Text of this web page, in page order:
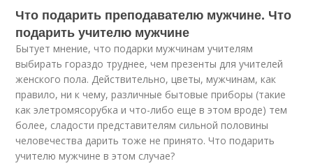
Что подарить преподавателю мужчине. Что
подарить учителю мужчине
Бытует мнение, что подарки мужчинам учителям
выбирать гораздо труднее, чем презенты для учителей
женского пола. Действительно, цветы, мужчинам, как
правило, ни к чему, различные бытовые приборы (такие
как элетромясорубка и что-либо еще в этом вроде) тем
более, сладости представителям сильной половины
человечества дарить тоже не принято. Что подарить
учителю мужчине в этом случае?